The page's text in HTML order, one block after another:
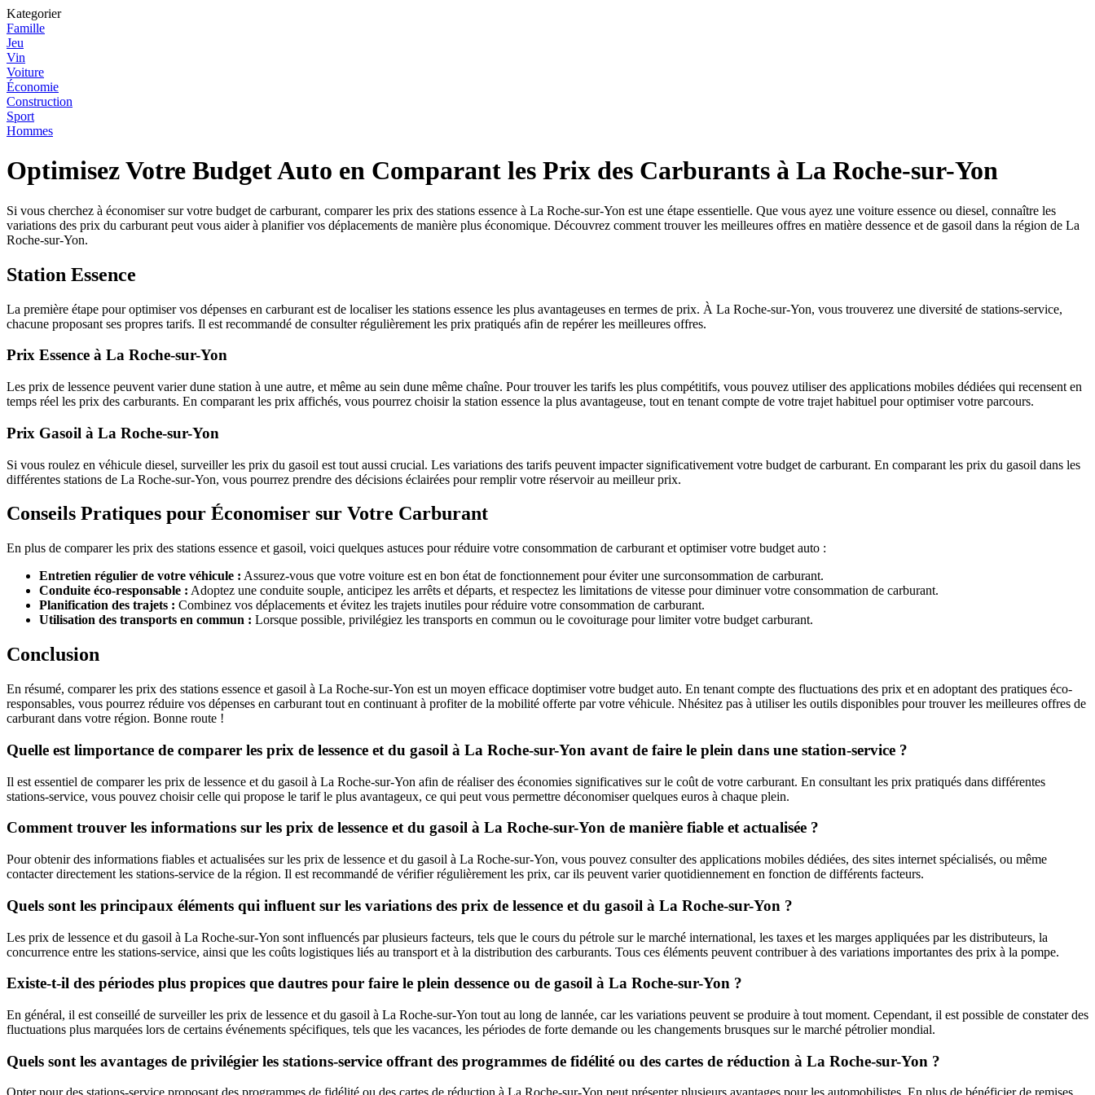
Kategorier
Famille
Jeu
Vin
Voiture
Économie
Construction
Sport
Hommes
Optimisez Votre Budget Auto en Comparant les Prix des Carburants à La Roche-sur-Yon
Si vous cherchez à économiser sur votre budget de carburant, comparer les prix des stations essence à La Roche-sur-Yon est une étape essentielle. Que vous ayez une voiture essence ou diesel, connaître les
variations des prix du carburant peut vous aider à planifier vos déplacements de manière plus économique. Découvrez comment trouver les meilleures offres en matière dessence et de gasoil dans la région de La
Roche-sur-Yon.
Station Essence
La première étape pour optimiser vos dépenses en carburant est de localiser les stations essence les plus avantageuses en termes de prix. À La Roche-sur-Yon, vous trouverez une diversité de stations-service,
chacune proposant ses propres tarifs. Il est recommandé de consulter régulièrement les prix pratiqués afin de repérer les meilleures offres.
Prix Essence à La Roche-sur-Yon
Les prix de lessence peuvent varier dune station à une autre, et même au sein dune même chaîne. Pour trouver les tarifs les plus compétitifs, vous pouvez utiliser des applications mobiles dédiées qui recensent en
temps réel les prix des carburants. En comparant les prix affichés, vous pourrez choisir la station essence la plus avantageuse, tout en tenant compte de votre trajet habituel pour optimiser votre parcours.
Prix Gasoil à La Roche-sur-Yon
Si vous roulez en véhicule diesel, surveiller les prix du gasoil est tout aussi crucial. Les variations des tarifs peuvent impacter significativement votre budget de carburant. En comparant les prix du gasoil dans les
différentes stations de La Roche-sur-Yon, vous pourrez prendre des décisions éclairées pour remplir votre réservoir au meilleur prix.
Conseils Pratiques pour Économiser sur Votre Carburant
En plus de comparer les prix des stations essence et gasoil, voici quelques astuces pour réduire votre consommation de carburant et optimiser votre budget auto :
Entretien régulier de votre véhicule : Assurez-vous que votre voiture est en bon état de fonctionnement pour éviter une surconsommation de carburant.
Conduite éco-responsable : Adoptez une conduite souple, anticipez les arrêts et départs, et respectez les limitations de vitesse pour diminuer votre consommation de carburant.
Planification des trajets : Combinez vos déplacements et évitez les trajets inutiles pour réduire votre consommation de carburant.
Utilisation des transports en commun : Lorsque possible, privilégiez les transports en commun ou le covoiturage pour limiter votre budget carburant.
Conclusion
En résumé, comparer les prix des stations essence et gasoil à La Roche-sur-Yon est un moyen efficace doptimiser votre budget auto. En tenant compte des fluctuations des prix et en adoptant des pratiques éco-
responsables, vous pourrez réduire vos dépenses en carburant tout en continuant à profiter de la mobilité offerte par votre véhicule. Nhésitez pas à utiliser les outils disponibles pour trouver les meilleures offres de
carburant dans votre région. Bonne route !
Quelle est limportance de comparer les prix de lessence et du gasoil à La Roche-sur-Yon avant de faire le plein dans une station-service ?
Il est essentiel de comparer les prix de lessence et du gasoil à La Roche-sur-Yon afin de réaliser des économies significatives sur le coût de votre carburant. En consultant les prix pratiqués dans différentes
stations-service, vous pouvez choisir celle qui propose le tarif le plus avantageux, ce qui peut vous permettre déconomiser quelques euros à chaque plein.
Comment trouver les informations sur les prix de lessence et du gasoil à La Roche-sur-Yon de manière fiable et actualisée ?
Pour obtenir des informations fiables et actualisées sur les prix de lessence et du gasoil à La Roche-sur-Yon, vous pouvez consulter des applications mobiles dédiées, des sites internet spécialisés, ou même
contacter directement les stations-service de la région. Il est recommandé de vérifier régulièrement les prix, car ils peuvent varier quotidiennement en fonction de différents facteurs.
Quels sont les principaux éléments qui influent sur les variations des prix de lessence et du gasoil à La Roche-sur-Yon ?
Les prix de lessence et du gasoil à La Roche-sur-Yon sont influencés par plusieurs facteurs, tels que le cours du pétrole sur le marché international, les taxes et les marges appliquées par les distributeurs, la
concurrence entre les stations-service, ainsi que les coûts logistiques liés au transport et à la distribution des carburants. Tous ces éléments peuvent contribuer à des variations importantes des prix à la pompe.
Existe-t-il des périodes plus propices que dautres pour faire le plein dessence ou de gasoil à La Roche-sur-Yon ?
En général, il est conseillé de surveiller les prix de lessence et du gasoil à La Roche-sur-Yon tout au long de lannée, car les variations peuvent se produire à tout moment. Cependant, il est possible de constater des
fluctuations plus marquées lors de certains événements spécifiques, tels que les vacances, les périodes de forte demande ou les changements brusques sur le marché pétrolier mondial.
Quels sont les avantages de privilégier les stations-service offrant des programmes de fidélité ou des cartes de réduction à La Roche-sur-Yon ?